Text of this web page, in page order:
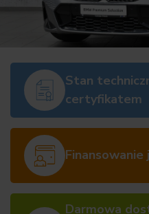
Stan
certyfikatem
Darmowa